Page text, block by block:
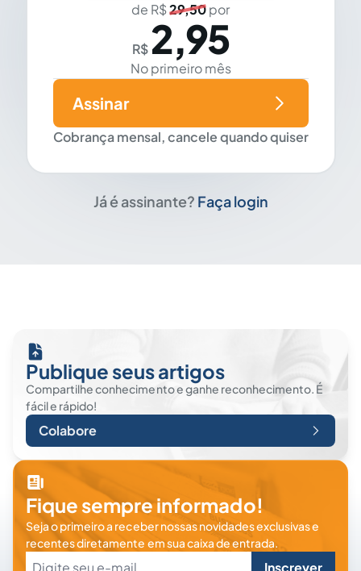
de R$29,50por
R$ 2,95
No primeiro mês
Cobrança mensal, cancele quando quiser
Assinar
Já é assinante? Faça login
Publique seus artigos
Compartilhe conhecimento e ganhe reconhecimento. É
fácil e rápido!
Colabore
Fique sempre informado!
Seja o primeiro a receber nossas novidades exclusivas e
recentes diretamente em sua caixa de entrada.